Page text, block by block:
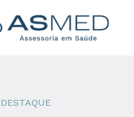
DESTAQUE